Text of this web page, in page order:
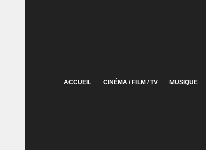
ACCUEIL CINÉMA / FILM / TV MUSIQUE